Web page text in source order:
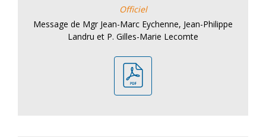
Officiel
Message de Mgr Jean-Marc Eychenne, Jean-Philippe
Landru et P. Gilles-Marie Lecomte